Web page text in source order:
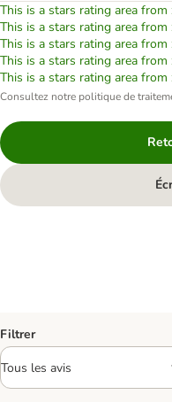
This is a stars rating area from
This is a stars rating area from
This is a stars rating area from
This is a stars rating area from
This is a stars rating area from
Consultez notre politique de
Filtrer